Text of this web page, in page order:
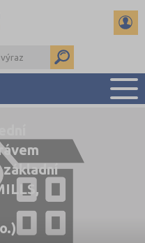
NA PŘIJÍMAČKY
KALENDÁŘ AKCÍ
SEMINÁRKY
DALŠÍ DRUHY ŠKOL
základní